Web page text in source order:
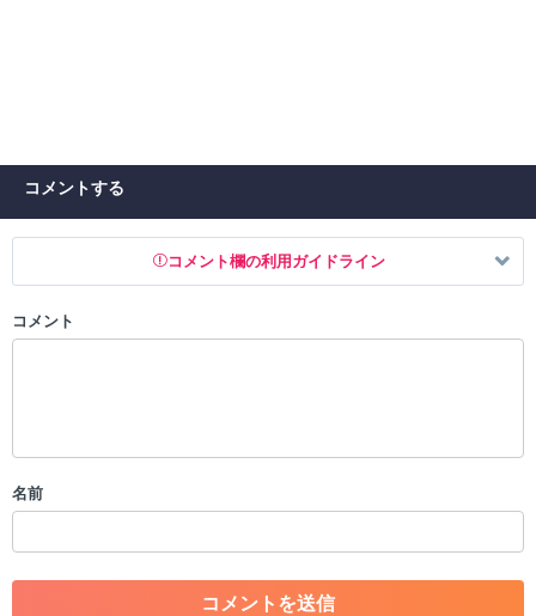
コメントする
コメント欄の利用ガイドライン
以下の書き込みを禁止とし、場合によってはコメント削除や書き込み制
・一度削除された投稿を再び投稿すること
・アカウントの売買など金銭が絡む内容の投稿
・各ゲームのネタバレを含む内容の投稿
・その他、管理者が不適切と判断した投稿
コメント
名前